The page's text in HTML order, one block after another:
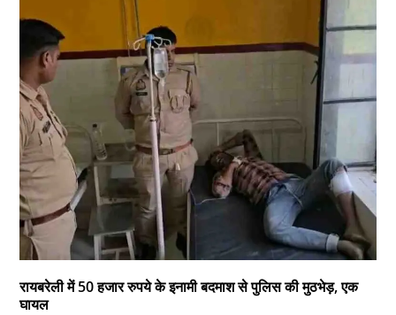
रायबरेली में 50 हजार रुपये के इनामी बदमाश से पुलिस की मुठभेड़, एक
घायल